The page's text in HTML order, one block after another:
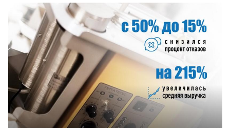
Смотреть проект